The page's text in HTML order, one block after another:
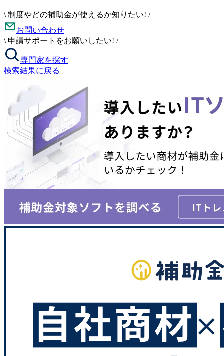
\ 制度やどの補助金が使えるか知りたい! /
お問い合わせ
\ 申請サポートをお願いしたい! /
専門家を探す
検索結果に戻る